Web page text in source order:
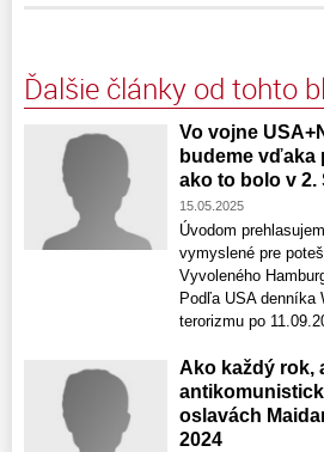
Ďalšie články od tohto
Vo vojne
budeme vďaka
ako to bolo v
15.05.2025
Úvodom
vymyslené pre
Vyvoleného
Podľa USA denníka
terorizmu po
Ako každý rok,
oslavách
2024